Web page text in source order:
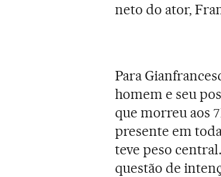
neto do ator,
Para
homem e seu
que morreu aos
presente em
teve peso
questão de